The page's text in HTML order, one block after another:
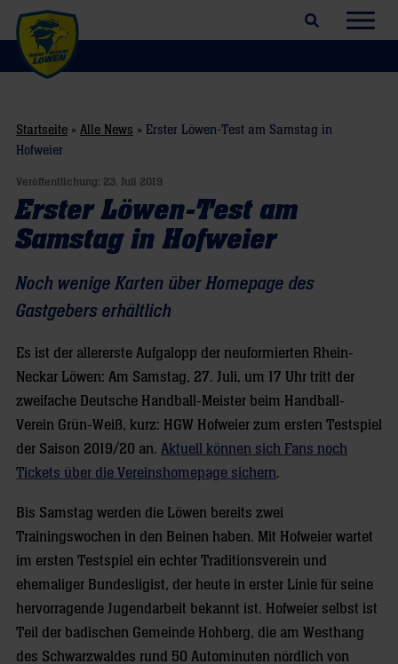
Suchfeld öffnen
Startseite » Alle News » Erster Löwen-Test am Samstag in
Hofweier
Veröffentlichung: 23. Juli 2019
Erster Löwen-Test am
Samstag in Hofweier
Noch wenige Karten über Homepage des
Gastgebers erhältlich
Es ist der allererste Aufgalopp der neuformierten Rhein-
Neckar Löwen: Am Samstag, 27. Juli, um 17 Uhr tritt der
zweifache Deutsche Handball-Meister beim Handball-
Verein Grün-Weiß, kurz: HGW Hofweier zum ersten Testspiel
der Saison 2019/20 an. Aktuell können sich Fans noch
Tickets über die Vereinshomepage sichern.
Bis Samstag werden die Löwen bereits zwei
Trainingswochen in den Beinen haben. Mit Hofweier wartet
im ersten Testspiel ein echter Traditionsverein und
ehemaliger Bundesligist, der heute in erster Linie für seine
hervorragende Jugendarbeit bekannt ist. Hofweier selbst ist
Teil der badischen Gemeinde Hohberg, die am Westhang
des Schwarzwaldes rund 50 Autominuten nördlich von